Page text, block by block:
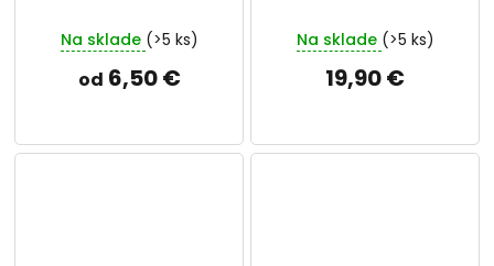
Na sklade (>5 ks)
od 6,50 €
Na sklade (>5 ks)
19,90 €